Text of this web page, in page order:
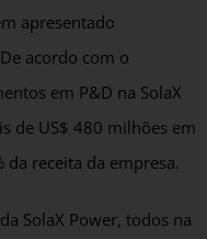
apresentado
acordo com o
em P&D na SolaX
de US$ 480 milhões em
receita da empresa.
SolaX Power, todos na